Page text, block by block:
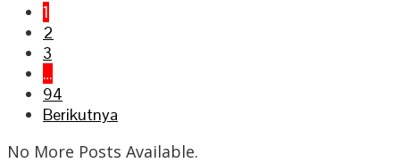
1
2
3
…
94
Berikutnya
No More Posts Available.